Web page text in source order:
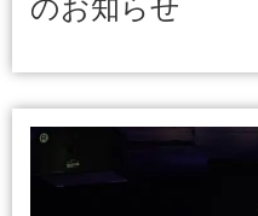
のお知らせ